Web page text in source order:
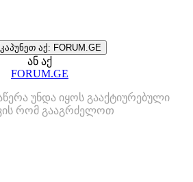
აქ: FORUM.GE
ან აქ
FORUM.GE
უნდა იყოს გააქტიურებული
რომ გააგრძელოთ